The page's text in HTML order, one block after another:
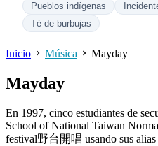
Pueblos indígenas
Té de burbujas
Inicio Música Mayday
Mayday
En 1997, cinco estudiantes de
School of National Taiwan
festival野台開唱 usando sus